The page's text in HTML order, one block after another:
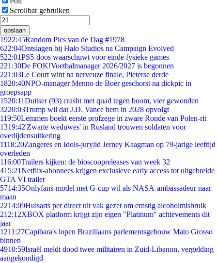
Scrollbar gebruiken
opslaan
1922:45Random Pics van de Dag #1978
622:04Ontslagen bij Halo Studios na Campaign Evolved
522:01PS5-doos waarschuwt voor einde fysieke games
221:30De FOK!Voetbalmanager 2026/2027 is begonnen
221:03Le Court wint na nerveuze finale, Pieterse derde
1820:40NPO-manager Menno de Boer geschorst na dickpic in
groepsapp
1520:11Duitser (93) crasht met quad tegen boom, vier gewonden
3220:03Trump wil dat J.D. Vance hem in 2028 opvolgt
119:50Lemmen boekt eerste profzege in zware Ronde van Polen-rit
1319:42'Zwarte weduwes' in Rusland trouwen soldaten voor
overlijdensuitkering
1118:20Zangeres en Idols-jurylid Jerney Kaagman op 79-jarige leeftijd
overleden
116:00Trailers kijken: de bioscoopreleases van week 32
415:21Netflix-abonnees krijgen exclusieve early access tot uitgebreide
GTA VI trailer
5714:35Onlyfans-model met G-cup wil als NASA-ambassadeur naar
maan
2214:09Huisarts per direct uit vak gezet om ernstig alcoholmisbruik
212:12XBOX platform krijgt zijn eigen "Platinum" achievements dit
jaar
1211:27Capibara's lopen Braziliaans parlementsgebouw Mato Grosso
binnen
4910:59Israël meldt dood twee militairen in Zuid-Libanon, vergelding
aangekondigd